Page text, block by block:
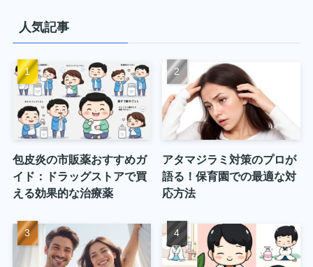
人気記事
包皮炎の市販薬おすすめガ
イド：ドラッグストアで買
える効果的な治療薬
アタマジラミ対策のプロが
語る！保育園での最適な対
応方法